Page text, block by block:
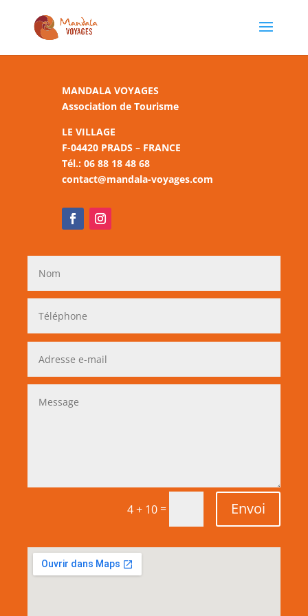
MANDALA VOYAGES
Association de Tourisme
LE VILLAGE
F-04420 PRADS – FRANCE
Tél.: 06 88 18 48 68
contact@mandala-voyages.com
4 + 10 = Envoi